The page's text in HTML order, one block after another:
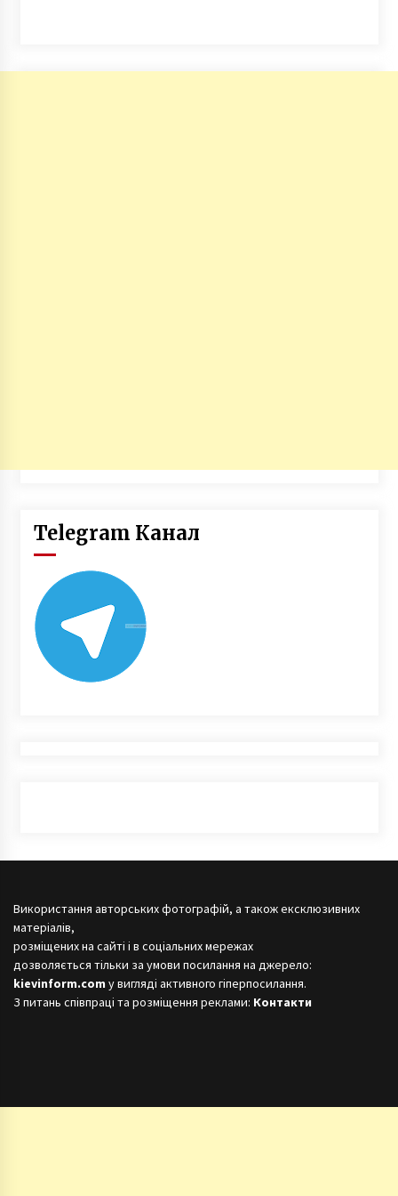
Telegram Канал
Використання авторських фотографій, а також ексклюзивних
матеріалів,
розміщених на сайті і в соціальних мережах
дозволяється тільки за умови посилання на джерело:
kievinform.com у вигляді активного гіперпосилання.
З питань співпраці та розміщення реклами: Контакти